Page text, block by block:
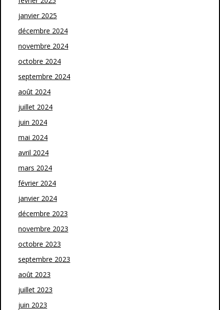
janvier 2025
décembre 2024
novembre 2024
octobre 2024
septembre 2024
août 2024
juillet 2024
juin 2024
mai 2024
avril 2024
mars 2024
février 2024
janvier 2024
décembre 2023
novembre 2023
octobre 2023
septembre 2023
août 2023
juillet 2023
juin 2023